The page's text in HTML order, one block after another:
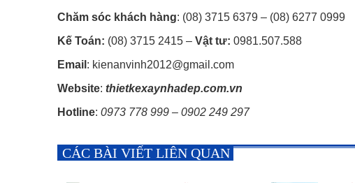
Chăm sóc khách hàng: (08) 3715 6379 – (08) 6277 0999
Kế Toán: (08) 3715 2415 – Vật tư: 0981.507.588
Email : kienanvinh2012@gmail.com
Website: thietkexaynhadep.com.vn
Hotline: 0973 778 999 – 0902 249 297
CÁC BÀI VIẾT LIÊN QUAN